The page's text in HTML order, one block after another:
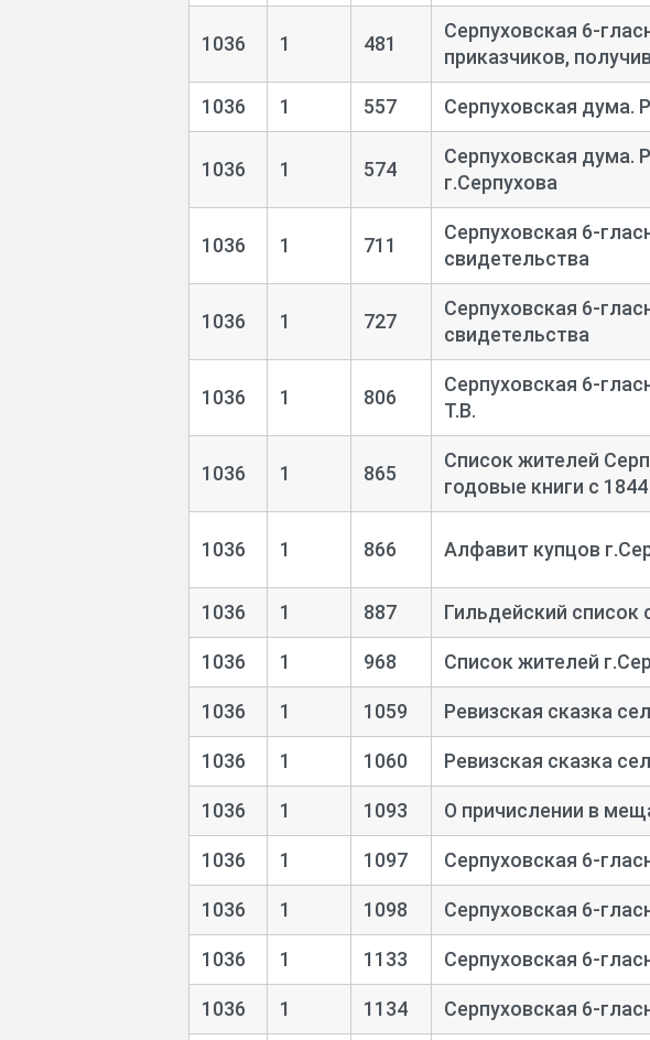
1036 1 481
Серпуховская 6-
приказчиков,
1036 1 557 Серпуховская дума.
1036 1 574
Серпуховская дума.
г.Серпухова
1036 1 711
Серпуховская 6-
свидетельства
1036 1 727
Серпуховская 6-
свидетельства
1036 1 806
Серпуховская 6-
Т.В.
1036 1 865
Список жителей
годовые книги с 1844
1036 1 866 Алфавит купцов
1036 1 887 Гильдейский список
1036 1 968 Список жителей
1036 1 1059 Ревизская сказка
1036 1 1060 Ревизская сказка
1036 1 1093 О причислении в
1036 1 1097 Серпуховская 6-
1036 1 1098 Серпуховская 6-
1036 1 1133 Серпуховская 6-
1036 1 1134 Серпуховская 6-